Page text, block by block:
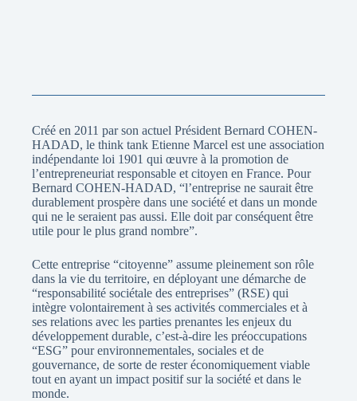
Créé en 2011 par son actuel Président Bernard COHEN-
HADAD, le think tank Etienne Marcel est une association
indépendante loi 1901 qui œuvre à la promotion de
l’entrepreneuriat responsable et citoyen en France. Pour
Bernard COHEN-HADAD, “l’entreprise ne saurait être
durablement prospère dans une société et dans un monde
qui ne le seraient pas aussi. Elle doit par conséquent être
utile pour le plus grand nombre”.
Cette entreprise “citoyenne” assume pleinement son rôle
dans la vie du territoire, en déployant une démarche de
“responsabilité sociétale des entreprises” (RSE) qui
intègre volontairement à ses activités commerciales et à
ses relations avec les parties prenantes les enjeux du
développement durable, c’est-à-dire les préoccupations
“ESG” pour environnementales, sociales et de
gouvernance, de sorte de rester économiquement viable
tout en ayant un impact positif sur la société et dans le
monde.